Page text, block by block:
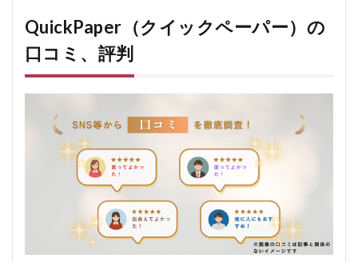
評判
1.1
QuickPaper（ク
イックペーパ
1.2
QuickPaper（ク
イックペーパ
ー）の良い口コ
QuickPaper（ク
イックペーパ
QuickPaper（クイックペーパー）の
口コミ、評判